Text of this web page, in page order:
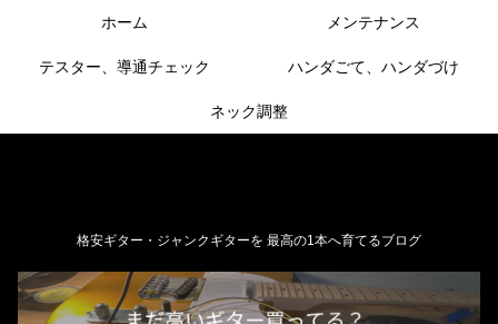
格安ギター・ジャンクギターを 最高の1本へ育てるブログ
ホーム メンテナンス
テスター、導通チェック ハンダごて、ハンダづけ
ネック調整